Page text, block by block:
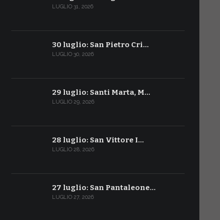
LUGLIO 31, 2026
30 luglio: San Pietro Cri…
LUGLIO 30, 2026
29 luglio: Santi Marta, M…
LUGLIO 29, 2026
28 luglio: San Vittore I…
LUGLIO 28, 2026
27 luglio: San Pantaleone…
LUGLIO 27, 2026